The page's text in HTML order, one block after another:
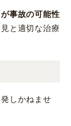
事故の可能性
と適切な治療
しかねませ